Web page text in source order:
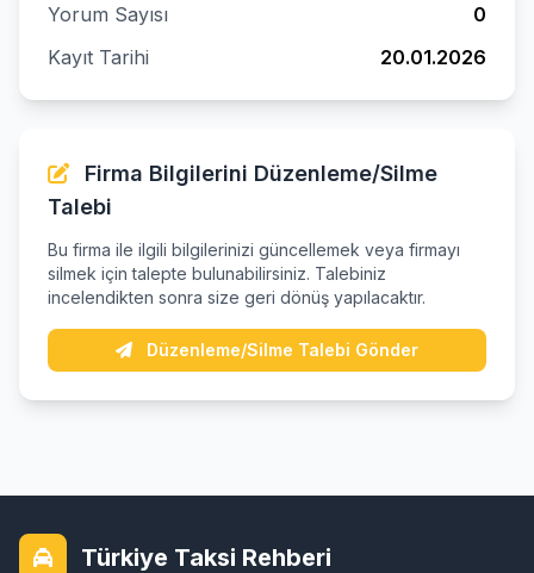
Yorum Sayısı
0
Kayıt Tarihi
20.01.2026
Firma Bilgilerini Düzenleme/Silme
Talebi
Bu firma ile ilgili bilgilerinizi güncellemek veya firmayı
silmek için talepte bulunabilirsiniz. Talebiniz
incelendikten sonra size geri dönüş yapılacaktır.
Düzenleme/Silme Talebi Gönder
Türkiye Taksi Rehberi